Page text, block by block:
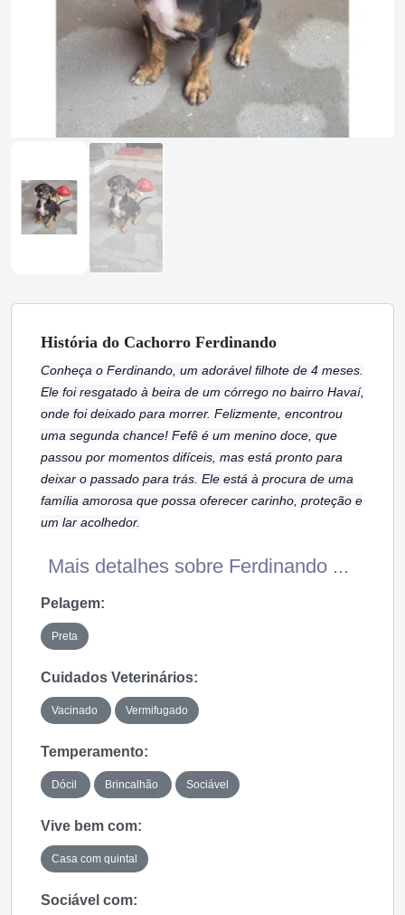
História do Cachorro Ferdinando
Conheça o Ferdinando, um adorável filhote de 4 meses.
Ele foi resgatado à beira de um córrego no bairro Havaí,
onde foi deixado para morrer. Felizmente, encontrou
uma segunda chance! Fefê é um menino doce, que
passou por momentos difíceis, mas está pronto para
deixar o passado para trás. Ele está à procura de uma
família amorosa que possa oferecer carinho, proteção e
um lar acolhedor.
Mais detalhes sobre Ferdinando ...
Pelagem:
Preta
Cuidados Veterinários:
Vacinado Vermifugado
Temperamento:
Dócil Brincalhão Sociável
Vive bem com:
Casa com quintal
Sociável com: